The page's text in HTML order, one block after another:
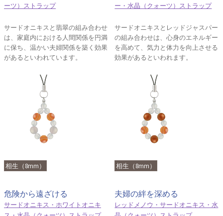
ーツ）ストラップ
サードオニキスと翡翠の組み合わせ
は、家庭内における人間関係を円満
に保ち、温かい夫婦関係を築く効果
があるといわれています。
ー・水晶（クォーツ）ストラップ
サードオニキスとレッドジャスパー
の組み合わせは、心身のエネルギー
を高めて、気力と体力を向上させる
効果があるといわれます。
相生（8mm）
危険から遠ざける
サードオニキス・ホワイトオニキ
相生（8mm）
夫婦の絆を深める
レッドメノウ・サードオニキス・水